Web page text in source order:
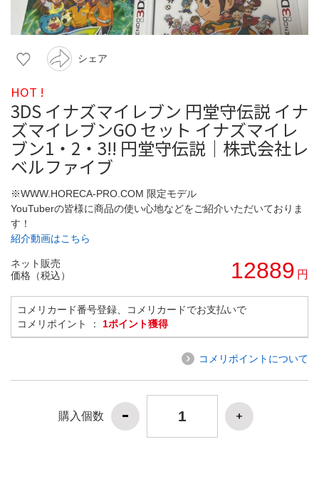
シェア
HOT !
3DS イナズマイレブン 円堂守伝説 イナ
ズマイレブンGO セット イナズマイレ
ブン1・2・3!! 円堂守伝説｜株式会社レ
ベルファイブ
※WWW.HORECA-PRO.COM 限定モデル
YouTuberの皆様に商品の使い心地などをご紹介いただいておりま
す！
紹介動画はこちら
ネット販売
価格（税込）
12889 円
コメリカード番号登録、コメリカードでお支払いで
コメリポイント ： 1ポイント獲得
コメリポイントについて
購入個数